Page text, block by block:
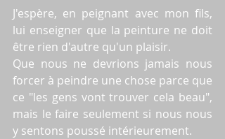
J'espère, en peignant avec mon fils,
lui enseigner que la peinture ne doit
être rien d'autre qu'un plaisir.
Que nous ne devrions jamais nous
forcer à peindre une chose parce que
ce "les gens vont trouver cela beau",
mais le faire seulement si nous nous
y sentons poussé intérieurement.